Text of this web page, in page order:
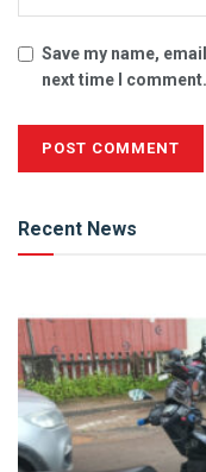
Save my name,
next time I comment.
Recent News